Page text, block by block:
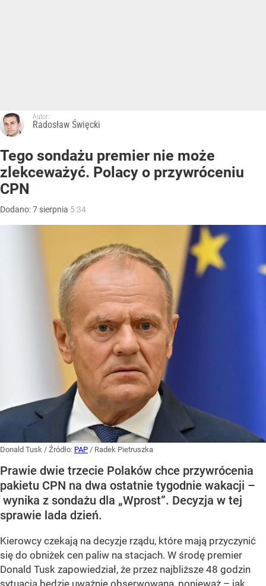
Autor:
Radosław Święcki
Tego sondażu premier nie może
zlekceważyć. Polacy o przywróceniu
CPN
Dodano:7 sierpnia 5:34
Donald Tusk / Źródło: PAP / Radek Pietruszka
Prawie dwie trzecie Polaków chce przywrócenia
pakietu CPN na dwa ostatnie tygodnie wakacji –
wynika z sondażu dla „Wprost”. Decyzja w tej
sprawie lada dzień.
Kierowcy czekają na decyzje rządu, które mają przyczynić
się do obniżek cen paliw na stacjach. W środę premier
Donald Tusk zapowiedział, że przez najbliższe 48 godzin
sytuacja będzie uważnie obserwowana, ponieważ – jak